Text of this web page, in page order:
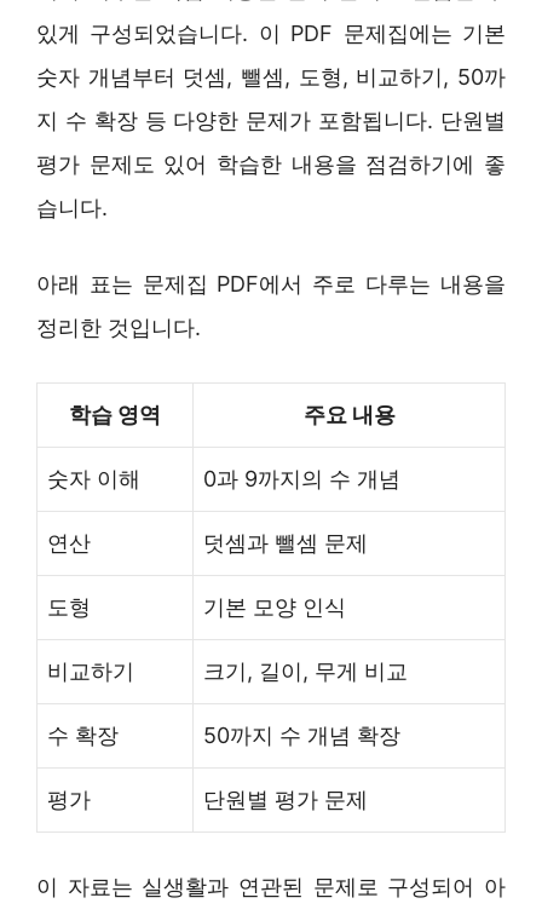
있게 구성되었습니다. 이 PDF 문제집에는 기본
숫자 개념부터 덧셈, 뺄셈, 도형, 비교하기, 50까
지 수 확장 등 다양한 문제가 포함됩니다. 단원별
평가 문제도 있어 학습한 내용을 점검하기에 좋
습니다.
아래 표는 문제집 PDF에서 주로 다루는 내용을
정리한 것입니다.
학습 영역 주요 내용
숫자 이해 0과 9까지의 수 개념
연산 덧셈과 뺄셈 문제
도형 기본 모양 인식
비교하기 크기, 길이, 무게 비교
수 확장 50까지 수 개념 확장
평가 단원별 평가 문제
이 자료는 실생활과 연관된 문제로 구성되어 아